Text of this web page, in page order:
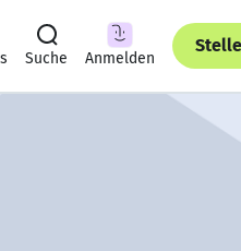
Suche Anmelden